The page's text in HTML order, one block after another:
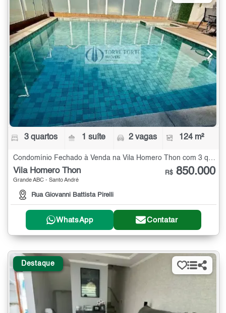
3 quartos 1 suíte 2 vagas 124 m²
Condomínio Fechado à Venda na Vila Homero Thon com 3 quartos - 124 m²
Vila Homero Thon
Grande ABC - Santo André
Rua Giovanni Battista Pirelli
R$ 850.000
WhatsApp Contatar
Destaque